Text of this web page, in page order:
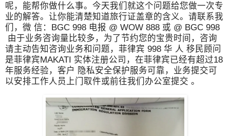
呢，能帮你做什么事。今天我们就这个问题给您做一次专
业的解答。让你能清楚知道旅行证盖章的含义。请联系我
们，微 信：BGC 998 电报 @ WOW 888 或 @ BGC 998
由于业务咨询量比较多，为了节约您的宝贵时间，咨询
请主动告知咨询业务和问题，菲律宾 998 华 人 移民顾问
是菲律宾MAKATI 实体注册公司，在菲律宾已经有超过18
年服务经验，客户 隐私安全保护服务可靠，业务提交可
以安排工作人员上门取件或前往我们办公室提交 。